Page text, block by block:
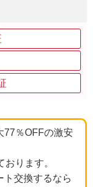
77％OFFの激安
ります。
ト交換するなら